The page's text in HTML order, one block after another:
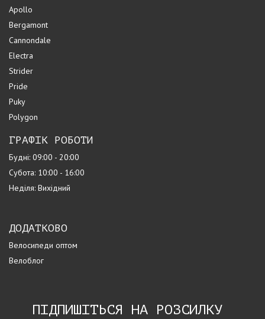
Apollo
Bergamont
Cannondale
Electra
Strider
Pride
Puky
Polygon
ГРАФІК РОБОТИ
Будні: 09:00 - 20:00
Субота: 10:00 - 16:00
Неділя: Вихідний
ДОДАТКОВО
Велосипеди оптом
Велоблог
ПІДПИШІТЬСЯ НА РОЗСИЛКУ